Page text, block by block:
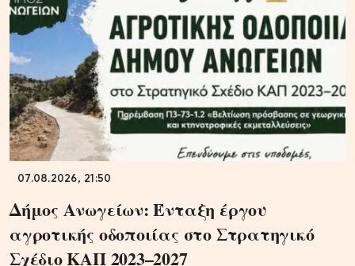
07.08.2026, 21:50
Δήμος Ανωγείων: Ένταξη έργου
αγροτικής οδοποιίας στο Στρατηγικό
Σχέδιο ΚΑΠ 2023–2027